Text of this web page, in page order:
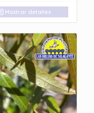
Mostrar detalles